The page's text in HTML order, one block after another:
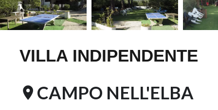
VILLA INDIPENDENTE
CAMPO NELL'ELBA